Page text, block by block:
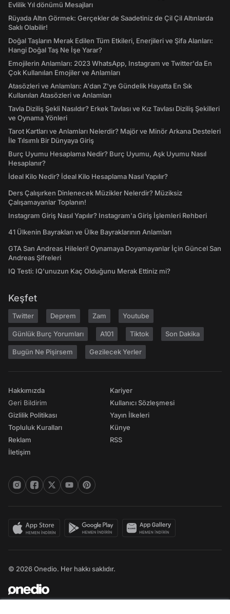
Evlilik Yıl dönümü Mesajları
Rüyada Altın Görmek: Gerçekler de Saadetiniz de Çil Çil Altınlarda
Saklı Olabilir!
Doğal Taşların Merak Edilen Tüm Etkileri, Enerjileri ve Şifa Alanları:
Hangi Doğal Taş Ne İşe Yarar?
Emojilerin Anlamları: 2023 WhatsApp, Instagram ve Twitter'da En
Çok Kullanılan Emojiler ve Anlamları
Atasözleri ve Anlamları: A'dan Z'ye Gündelik Hayatta En Sık
Kullanılan Atasözleri ve Anlamları
Tavla Diziliş Şekli Nasıldır? Erkek Tavlası ve Kız Tavlası Diziliş Şekilleri
ve Oynama Yönleri
Tarot Kartları ve Anlamları Nelerdir? Majör ve Minör Arkana Desteleri
İle Tılsımlı Bir Dünyaya Giriş
Burç Uyumu Hesaplama Nedir? Burç Uyumu, Aşk Uyumu Nasıl
Hesaplanır?
İdeal Kilo Nedir? İdeal Kilo Hesaplama Nasıl Yapılır?
Ders Çalışırken Dinlenecek Müzikler Nelerdir? Müziksiz
Çalışamayanlar Toplanın!
Instagram Giriş Nasıl Yapılır? Instagram'a Giriş İşlemleri Rehberi
41 Ülkenin Bayrakları ve Ülke Bayraklarının Anlamları
GTA San Andreas Hileleri! Oynamaya Doyamayanlar İçin Güncel San
Andreas Şifreleri
IQ Testi: IQ'unuzun Kaç Olduğunu Merak Ettiniz mi?
Keşfet
Twitter Deprem Zam Youtube
Günlük Burç Yorumları A101 Tiktok Son Dakika
Bugün Ne Pişirsem Gezilecek Yerler
Hakkımızda
Geri Bildirim
Gizlilik Politikası
Topluluk Kuralları
Reklam
İletişim
Kariyer
Kullanıcı Sözleşmesi
Yayın İlkeleri
Künye
RSS
© 2026 Onedio. Her hakkı saklıdır.